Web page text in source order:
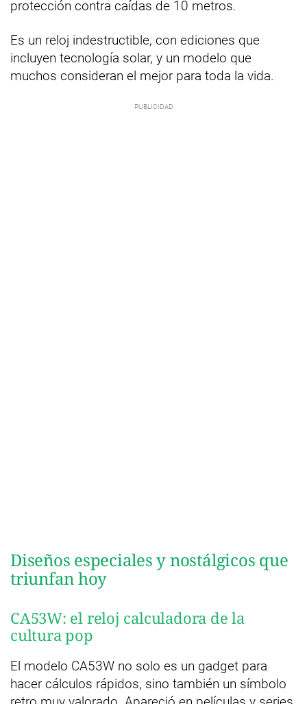
protección contra caídas de 10 metros.
Es un reloj indestructible, con ediciones que
incluyen tecnología solar, y un modelo que
muchos consideran el mejor para toda la vida.
Diseños especiales y nostálgicos que
triunfan hoy
CA53W: el reloj calculadora de la
cultura pop
El modelo CA53W no solo es un gadget para
hacer cálculos rápidos, sino también un símbolo